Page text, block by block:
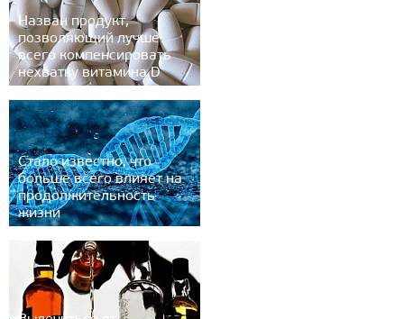
Назван продукт,
позволяющий лучше
всего компенсировать
нехватку витамина D
Стало известно, что
больше всего влияет на
продолжительность
жизни